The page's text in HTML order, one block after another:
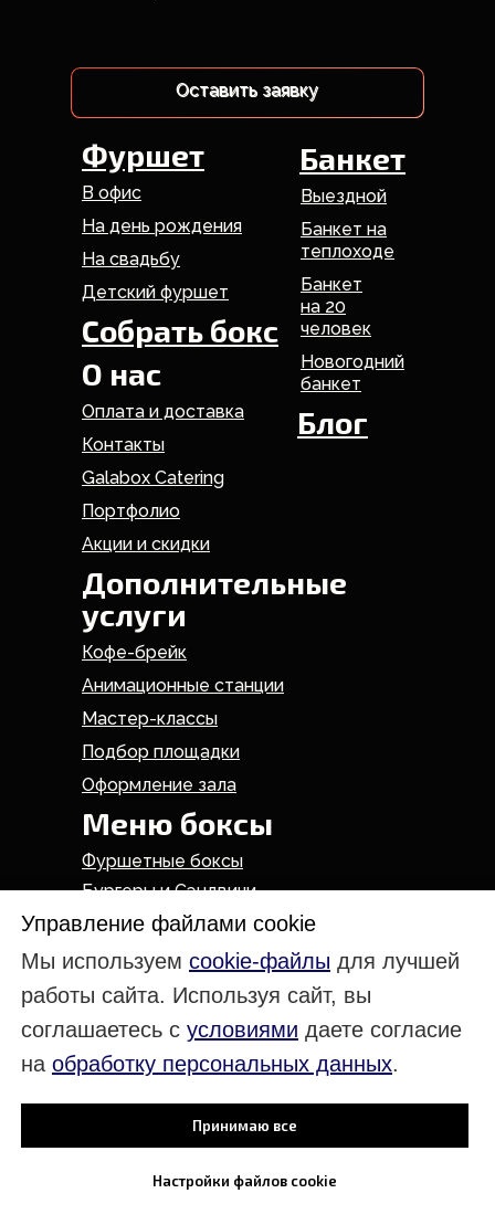
Оставить заявку
Меню боксы
Фуршетные боксы
Бургеры и Сэндвичи
Завтраки
Дополнительные
услуги
О нас
Кофе-брейк
Оплата и доставка
Портфолио
Анимационные станции
Оставить заявку
Контакты
Кейтеринг
На день рождения
Свадебный кейтеринг
Кейтеринг на дом
Фуршет
В офис
На свадьбу
Детский фуршет
Собрать бокс
Банкет
Выездной
Банкет на
теплоходе
Банкет
на 20
человек
Новогодний
банкет
Акции и скидки
Мастер-классы
Подбор площадки
Оформление зала
Galabox Catering
На день рождения
Блог
Управление файлами cookie
Мы используем cookie-файлы для лучшей
работы сайта. Используя сайт, вы
соглашаетесь с условиями даете согласие
на обработку персональных данных.
Принимаю все
Настройки файлов cookie